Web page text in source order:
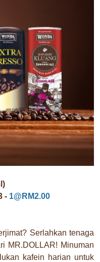
- 1@RM2.00
Serlahkan tenaga
MR.DOLLAR! Minuman
kafein harian untuk